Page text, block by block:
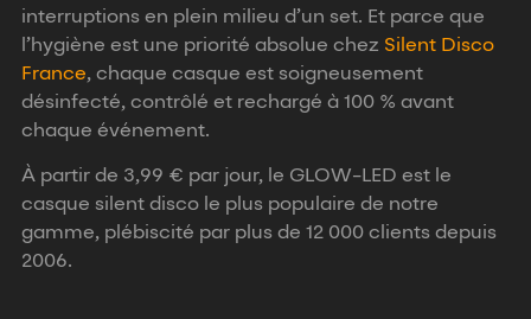
interruptions en plein milieu d’un set. Et parce que
l’hygiène est une priorité absolue chez Silent Disco
France, chaque casque est soigneusement
désinfecté, contrôlé et rechargé à 100 % avant
chaque événement.
À partir de 3,99 € par jour, le GLOW-LED est le
casque silent disco le plus populaire de notre
gamme, plébiscité par plus de 12 000 clients depuis
2006.